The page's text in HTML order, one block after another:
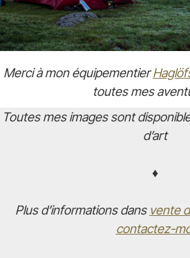
Merci à mon équipementier
toutes mes
Toutes mes images sont
d’art
♦
Plus d’informations dans vente
contactez-